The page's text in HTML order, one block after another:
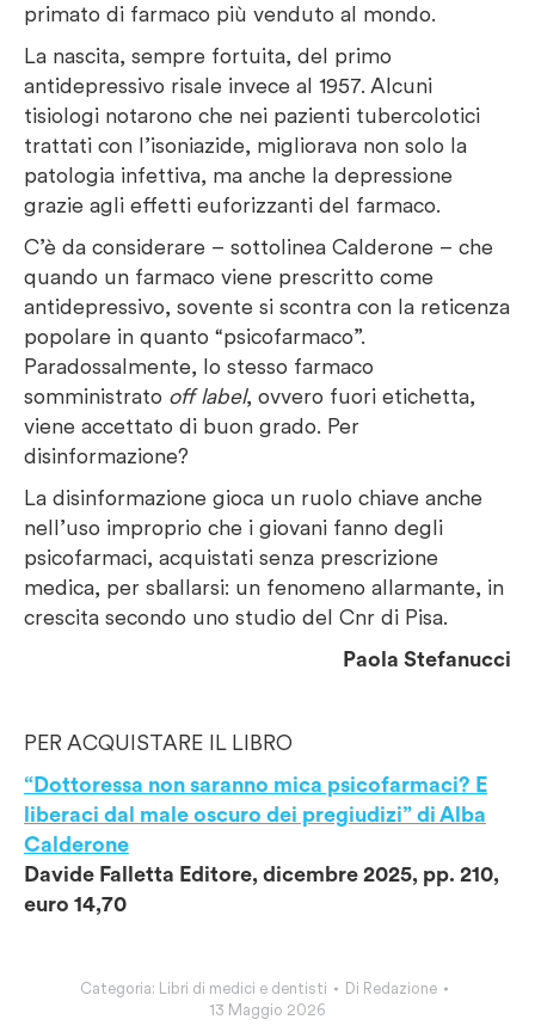
primato di farmaco più venduto al mondo.
La nascita, sempre fortuita, del primo
antidepressivo risale invece al 1957. Alcuni
tisiologi notarono che nei pazienti tubercolotici
trattati con l’isoniazide, migliorava non solo la
patologia infettiva, ma anche la depressione
grazie agli effetti euforizzanti del farmaco.
C’è da considerare – sottolinea Calderone – che
quando un farmaco viene prescritto come
antidepressivo, sovente si scontra con la reticenza
popolare in quanto “psicofarmaco”.
Paradossalmente, lo stesso farmaco
somministrato off label, ovvero fuori etichetta,
viene accettato di buon grado. Per
disinformazione?
La disinformazione gioca un ruolo chiave anche
nell’uso improprio che i giovani fanno degli
psicofarmaci, acquistati senza prescrizione
medica, per sballarsi: un fenomeno allarmante, in
crescita secondo uno studio del Cnr di Pisa.
Paola Stefanucci
PER ACQUISTARE IL LIBRO
“Dottoressa non saranno mica psicofarmaci? E
liberaci dal male oscuro dei pregiudizi” di Alba
Calderone
Davide Falletta Editore, dicembre 2025, pp. 210,
euro 14,70
Categoria: Libri di medici e dentisti Di Redazione
13 Maggio 2026